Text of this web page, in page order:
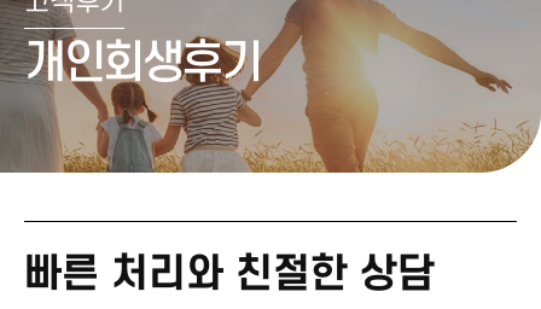
개인회생후기
빠른 처리와 친절한 상담